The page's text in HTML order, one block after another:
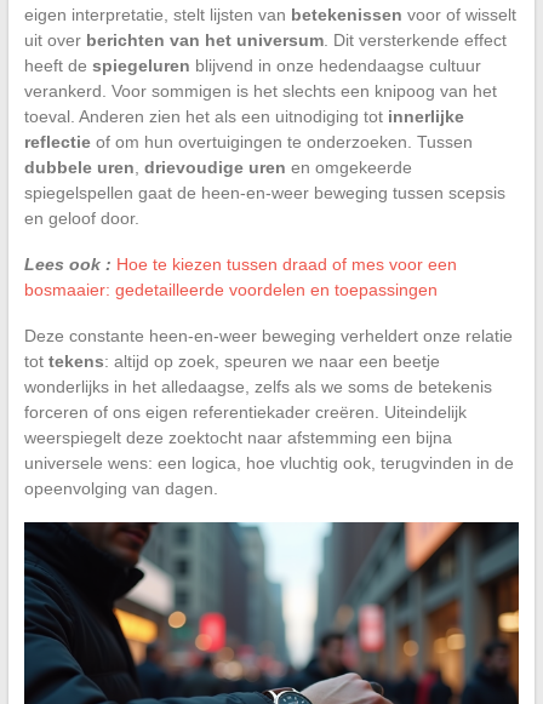
eigen interpretatie, stelt lijsten van betekenissen voor of wisselt
uit over berichten van het universum. Dit versterkende effect
heeft de spiegeluren blijvend in onze hedendaagse cultuur
verankerd. Voor sommigen is het slechts een knipoog van het
toeval. Anderen zien het als een uitnodiging tot innerlijke
reflectieof om hun overtuigingen te onderzoeken. Tussen
dubbele uren drievoudige uren en omgekeerde
spiegelspellen gaat de heen-en-weer beweging tussen scepsis
en geloof door.
Lees ook : Hoe te kiezen tussen draad of mes voor een
bosmaaier: gedetailleerde voordelen en toepassingen
Deze constante heen-en-weer beweging verheldert onze relatie
tot tekens: altijd op zoek, speuren we naar een beetje
wonderlijks in het alledaagse, zelfs als we soms de betekenis
forceren of ons eigen referentiekader creëren. Uiteindelijk
weerspiegelt deze zoektocht naar afstemming een bijna
universele wens: een logica, hoe vluchtig ook, terugvinden in de
opeenvolging van dagen.